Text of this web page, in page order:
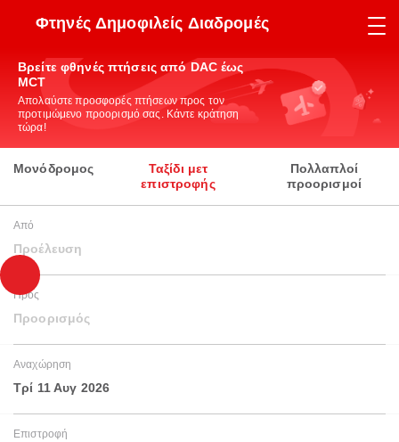
Φτηνές Δημοφιλείς Διαδρομές
Βρείτε φθηνές πτήσεις από DAC έως
MCT
Απολαύστε προσφορές πτήσεων προς τον
προτιμώμενο προορισμό σας. Κάντε κράτηση
τώρα!
Μονόδρομος
Ταξίδι μετ
επιστροφής
Πολλαπλοί
προορισμοί
Από
Προέλευση
Προς
Προορισμός
Αναχώρηση
Τρί 11 Αυγ 2026
Επιστροφή